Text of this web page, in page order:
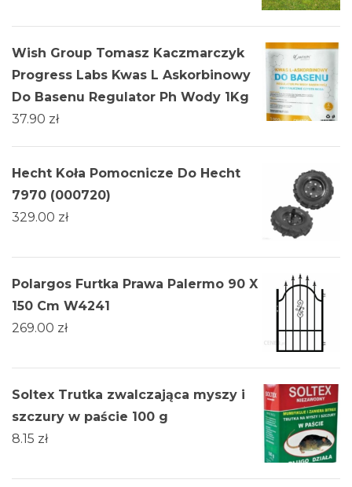
Wish Group Tomasz Kaczmarczyk
Progress Labs Kwas L Askorbinowy
Do Basenu Regulator Ph Wody 1Kg
37.90 zł
Hecht Koła Pomocnicze Do Hecht
7970 (000720)
329.00 zł
Polargos Furtka Prawa Palermo 90 X
150 Cm W4241
269.00 zł
Soltex Trutka zwalczająca myszy i
szczury w paście 100 g
8.15 zł